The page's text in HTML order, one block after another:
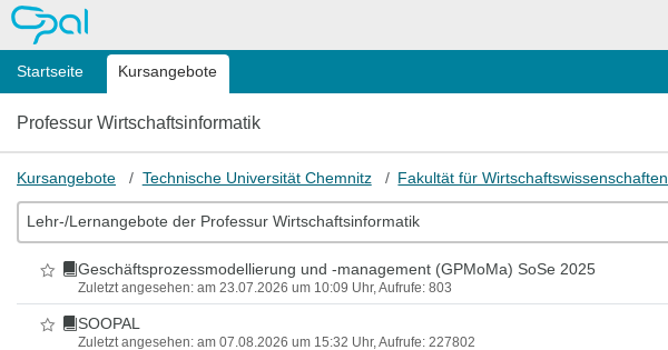
OPAL
Startseite Kursangebote
Professur Wirtschaftsinformatik
Kursangebote Technische Universität Chemnitz Fakultät für Wirtschaftswissenschaften
Lehr-/Lernangebote der Professur Wirtschaftsinformatik
Als Favorit markieren
Geschäftsprozessmodellierung und -management (GPMoMa) SoSe 2025
Zuletzt angesehen: am 23.07.2026 um 10:09 Uhr, Aufrufe: 803
Als Favorit markieren
SOOPAL
Zuletzt angesehen: am 07.08.2026 um 15:32 Uhr, Aufrufe: 227802